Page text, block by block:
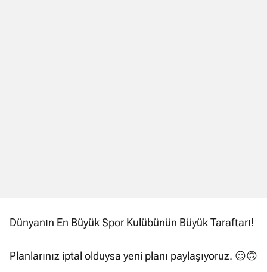
Dünyanın En Büyük Spor Kulübünün Büyük Taraftarı!
Planlarınız iptal olduysa yeni planı paylaşıyoruz. 😌🙃